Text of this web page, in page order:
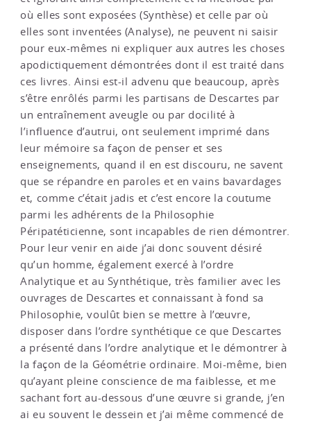
où elles sont exposées (Synthèse) et celle par où
elles sont inventées (Analyse), ne peuvent ni saisir
pour eux-mêmes ni expliquer aux autres les choses
apodictiquement démontrées dont il est traité dans
ces livres. Ainsi est-il advenu que beaucoup, après
s’être enrôlés parmi les partisans de Descartes par
un entraînement aveugle ou par docilité à
l’influence d’autrui, ont seulement imprimé dans
leur mémoire sa façon de penser et ses
enseignements, quand il en est discouru, ne savent
que se répandre en paroles et en vains bavardages
et, comme c’était jadis et c’est encore la coutume
parmi les adhérents de la Philosophie
Péripatéticienne, sont incapables de rien démontrer.
Pour leur venir en aide j’ai donc souvent désiré
qu’un homme, également exercé à l’ordre
Analytique et au Synthétique, très familier avec les
ouvrages de Descartes et connaissant à fond sa
Philosophie, voulût bien se mettre à l’œuvre,
disposer dans l’ordre synthétique ce que Descartes
a présenté dans l’ordre analytique et le démontrer à
la façon de la Géométrie ordinaire. Moi-même, bien
qu’ayant pleine conscience de ma faiblesse, et me
sachant fort au-dessous d’une œuvre si grande, j’en
ai eu souvent le dessein et j’ai même commencé de